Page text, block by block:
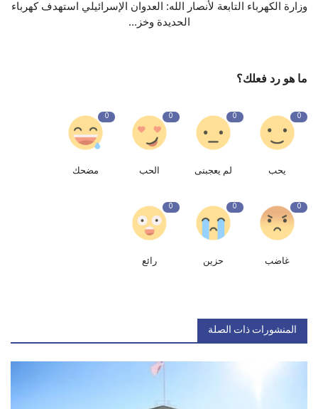
وزارة الكهرباء التابعة لأنصار الله: العدوان الإسرائيلي استهدف كهرباء
الحديدة وخز...
ما هو رد فعلك؟
0
يحب
0
لم يعجبنى
0
الحب
0
مضحك
0
غاضب
0
حزين
0
رائع
المنشورات ذات الصلة